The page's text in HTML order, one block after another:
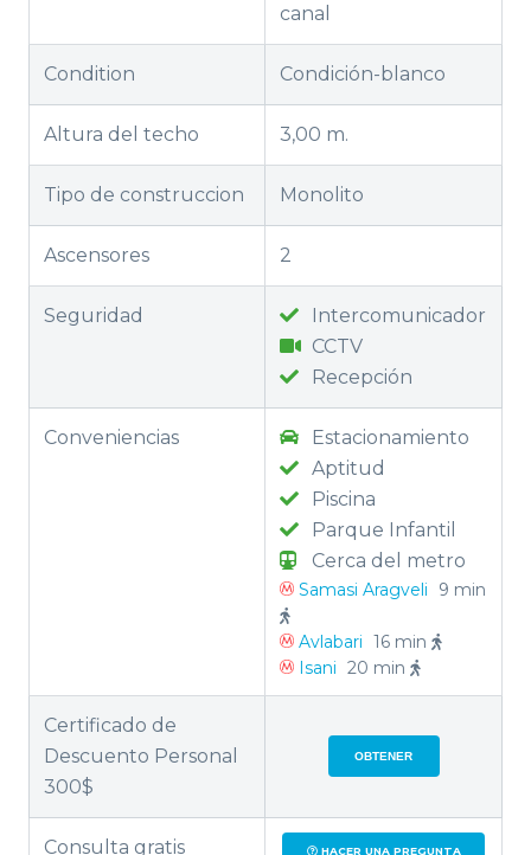
canal
Condition Condición-blanco
Altura del techo 3,00 m.
Tipo de construccion Monolito
Ascensores 2
Seguridad
Intercomunicador
CCTV
Recepción
Conveniencias
Estacionamiento
Aptitud
Piscina
Parque Infantil
Cerca del metro
Samasi Aragveli 9 min
Avlabari 16 min
Isani 20 min
Certificado de
Descuento Personal
300$
OBTENER
Consulta gratis HACER UNA PREGUNTA